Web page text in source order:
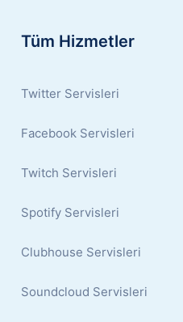
Tüm Hizmetler
Twitter Servisleri
Facebook Servisleri
Twitch Servisleri
Spotify Servisleri
Clubhouse Servisleri
Soundcloud Servisleri